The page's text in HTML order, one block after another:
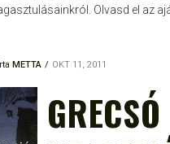
Olvasd el az
METTA OKT 11, 2011
GRECSÓ